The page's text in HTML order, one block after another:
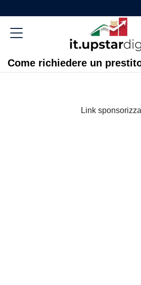
Come richiedere un
Link